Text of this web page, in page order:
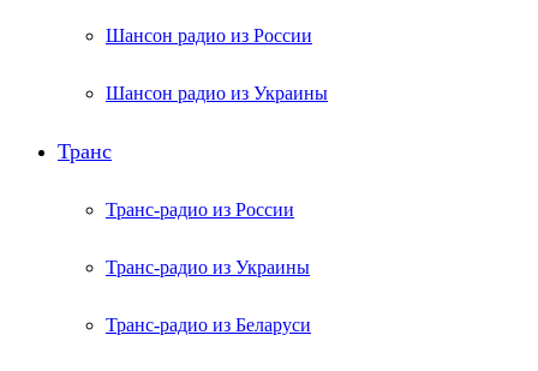
Шансон радио из России
Шансон радио из Украины
Транс
Транс-радио из России
Транс-радио из Украины
Транс-радио из Беларуси